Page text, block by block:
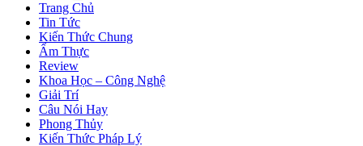
Trang Chủ
Tin Tức
Kiến Thức Chung
Ẩm Thực
Review
Khoa Học – Công Nghệ
Giải Trí
Câu Nói Hay
Phong Thủy
Kiến Thức Pháp Lý